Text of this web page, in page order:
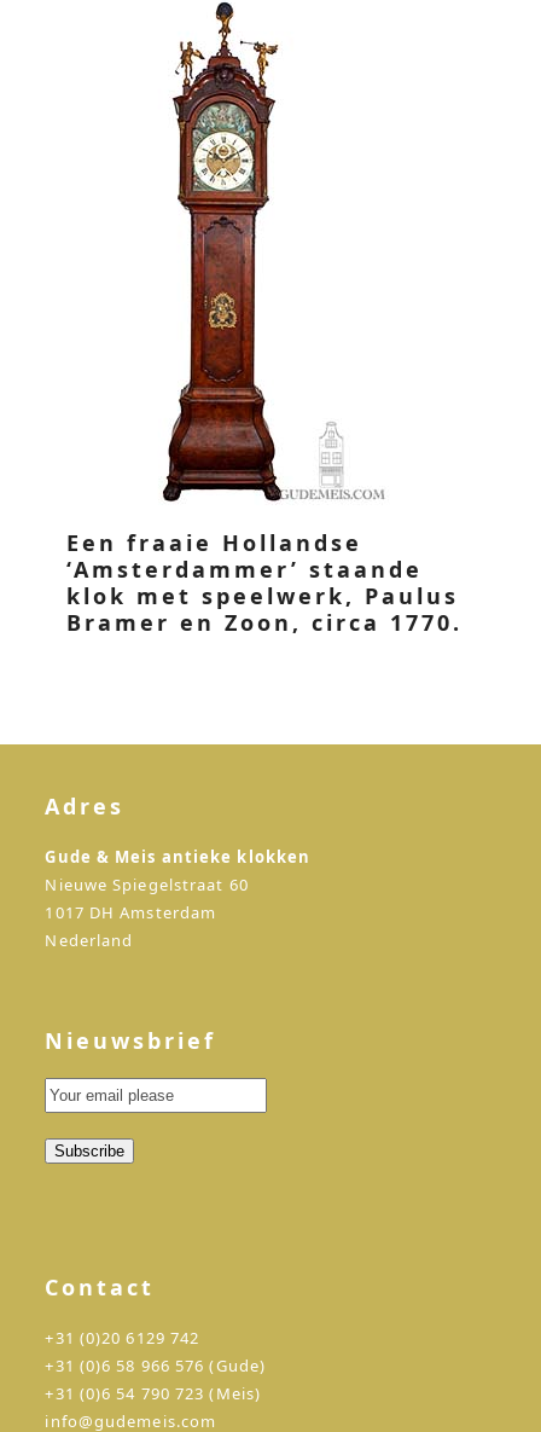
Een fraaie Hollandse
‘Amsterdammer’ staande
klok met speelwerk, Paulus
Bramer en Zoon, circa 1770.
Adres
Gude & Meis antieke klokken
Nieuwe Spiegelstraat 60
1017 DH Amsterdam
Nederland
Nieuwsbrief
Contact
+31 (0)20 6129 742
+31 (0)6 58 966 576 (Gude)
+31 (0)6 54 790 723 (Meis)
info@gudemeis.com